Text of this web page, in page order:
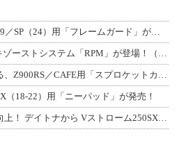
マジカルレーシングから MT-09／SP（24）用「フレームガード」が登場！
RPM から ホンダ GROM用エキゾーストシステム「RPM」が登場！（動画あり
カスタムスプロケットを見せる、Z900RS／CAFE用「スプロケットカバーフルキ
（18-22）用「ニーパッド」が発売！
ゲル素材入りで快適＆足つき向上！ デイトナから Vストローム250SX用「快適ロ